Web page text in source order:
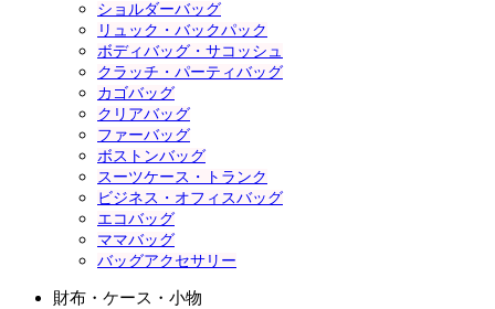
ショルダーバッグ
リュック・バックパック
ボディバッグ・サコッシュ
クラッチ・パーティバッグ
カゴバッグ
クリアバッグ
ファーバッグ
ボストンバッグ
スーツケース・トランク
ビジネス・オフィスバッグ
エコバッグ
ママバッグ
バッグアクセサリー
財布・ケース・小物